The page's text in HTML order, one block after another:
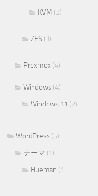
KVM (3)
ZFS (1)
Proxmox (4)
Windows (4)
Windows 11 (2)
WordPress (5)
テーマ (1)
Hueman (1)